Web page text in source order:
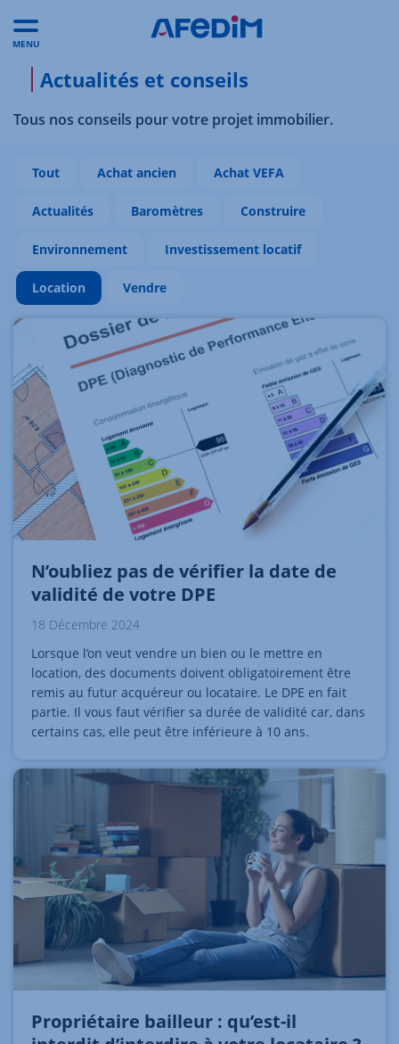
MENU
Actualités et conseils
Tous nos conseils pour votre projet immobilier.
Tout Achat ancien Achat VEFA
Actualités Baromètres Construire
Environnement Investissement locatif
Location Vendre
N’oubliez pas de vérifier la date de
validité de votre DPE
18 Décembre 2024
Lorsque l’on veut vendre un bien ou le mettre en
location, des documents doivent obligatoirement être
remis au futur acquéreur ou locataire. Le DPE en fait
partie. Il vous faut vérifier sa durée de validité car, dans
certains cas, elle peut être inférieure à 10 ans.
Propriétaire bailleur : qu’est-il